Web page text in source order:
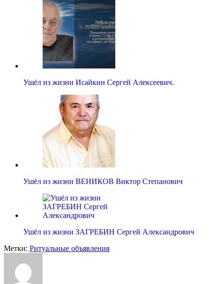
Ушёл из жизни Исайкин Сергей Алексеевич.
Ушёл из жизни ВЕНИКОВ Виктор Степанович
Ушёл из жизни ЗАГРЕБИН Сергей Александрович
Метки: Ритуальные объявления